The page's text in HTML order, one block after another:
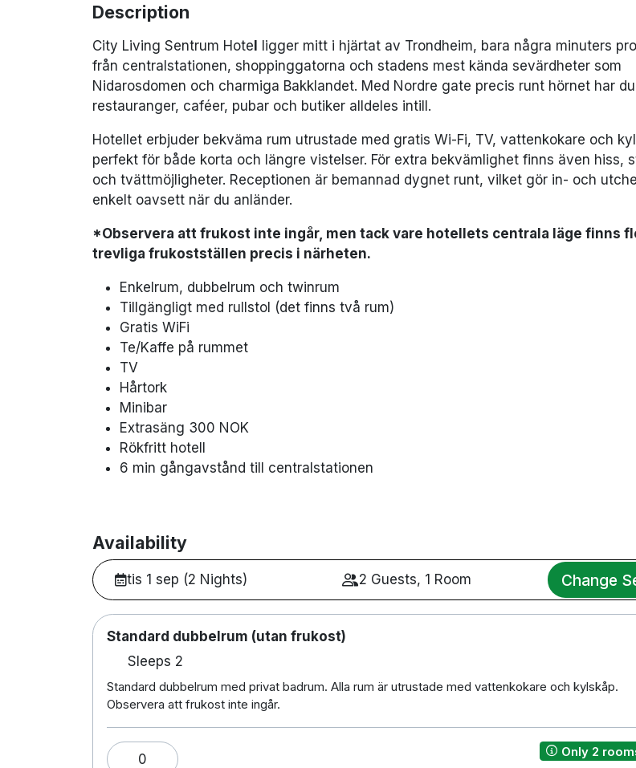
Description
City Living Sentrum Hotel ligger mitt i hjärtat av Trondheim, bara några minuters
från centralstationen, shoppinggatorna och stadens mest kända sevärdheter som
Nidarosdomen och charmiga Bakklandet. Med Nordre gate precis runt hörnet har du
restauranger, caféer, pubar och butiker alldeles intill.
Hotellet erbjuder bekväma rum utrustade med gratis Wi-Fi, TV, vattenkokare och
perfekt för både korta och längre vistelser. För extra bekvämlighet finns även hiss,
och tvättmöjligheter. Receptionen är bemannad dygnet runt, vilket gör in- och
enkelt oavsett när du anländer.
*Observera att frukost inte ingår, men tack vare hotellets centrala läge finns
trevliga frukostställen precis i närheten.
Enkelrum, dubbelrum och twinrum
Tillgängligt med rullstol (det finns två rum)
Gratis WiFi
Te/Kaffe på rummet
TV
Hårtork
Minibar
Extrasäng 300 NOK
Rökfritt hotell
6 min gångavstånd till centralstationen
Availability
tis 1 sep (2 Nights) 2 Guests, 1 Room Change
Standard dubbelrum (utan frukost)
Sleeps 2
Standard dubbelrum med privat badrum. Alla rum är utrustade med vattenkokare och kylskåp.
Observera att frukost inte ingår.
0
Only 2